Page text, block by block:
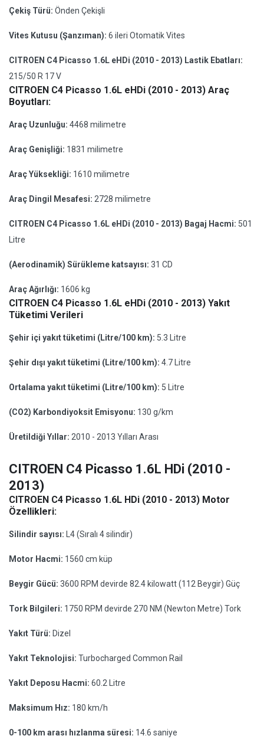
Çekiş Türü: Önden Çekişli
Vites Kutusu (Şanzıman): 6 ileri Otomatik Vites
CITROEN C4 Picasso 1.6L eHDi (2010 - 2013) Lastik Ebatları:
215/50 R 17 V
CITROEN C4 Picasso 1.6L eHDi (2010 - 2013) Araç
Boyutları:
Araç Uzunluğu: 4468 milimetre
Araç Genişliği: 1831 milimetre
Araç Yüksekliği: 1610 milimetre
Araç Dingil Mesafesi: 2728 milimetre
CITROEN C4 Picasso 1.6L eHDi (2010 - 2013) Bagaj Hacmi: 501
Litre
(Aerodinamik) Sürükleme katsayısı: 31 CD
Araç Ağırlığı: 1606 kg
CITROEN C4 Picasso 1.6L eHDi (2010 - 2013) Yakıt
Tüketimi Verileri
Şehir içi yakıt tüketimi (Litre/100 km): 5.3 Litre
Şehir dışı yakıt tüketimi (Litre/100 km): 4.7 Litre
Ortalama yakıt tüketimi (Litre/100 km): 5 Litre
(CO2) Karbondiyoksit Emisyonu: 130 g/km
Üretildiği Yıllar: 2010 - 2013 Yılları Arası
CITROEN C4 Picasso 1.6L HDi (2010 -
2013)
CITROEN C4 Picasso 1.6L HDi (2010 - 2013) Motor
Özellikleri:
Silindir sayısı: L4 (Sıralı 4 silindir)
Motor Hacmi: 1560 cm küp
Beygir Gücü: 3600 RPM devirde 82.4 kilowatt (112 Beygir) Güç
Tork Bilgileri: 1750 RPM devirde 270 NM (Newton Metre) Tork
Yakıt Türü: Dizel
Yakıt Teknolojisi: Turbocharged Common Rail
Yakıt Deposu Hacmi: 60.2 Litre
Maksimum Hız: 180 km/h
0-100 km arası hızlanma süresi: 14.6 saniye